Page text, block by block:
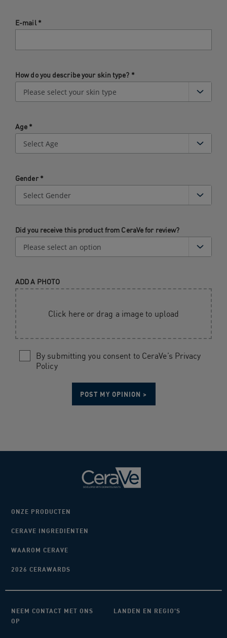
E-mail *
How do you describe your skin type? *
Age *
Gender*
Did you receive this product from CeraVe for review?
ADD A PHOTO
Click here or drag a image to upload
By submitting you consent to CeraVe’s Privacy
Policy
ONZE PRODUCTEN
CERAVE INGREDIËNTEN
WAAROM CERAVE
2026 CERAWARDS
NEEM CONTACT MET ONS
OP
LANDEN EN REGIO'S